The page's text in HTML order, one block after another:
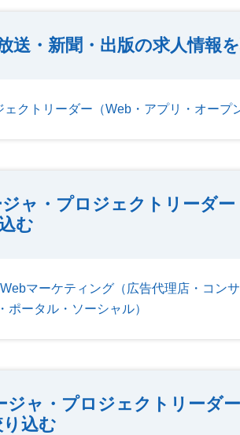
送・新聞・出版の求人情報
クトリーダー（Web・アプリ・オープ
ャ・プロジェクトリーダ
む
Webマーケティング（広告代理店・コン
ータル・ソーシャル）
ジャ・プロジェクトリーダ
込む